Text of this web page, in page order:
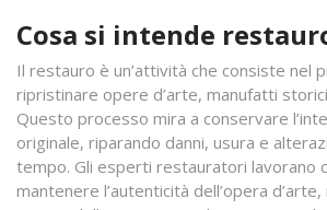
Cosa si intende
Il restauro è un’attività che consiste nel
ripristinare opere d’arte, manufatti
Questo processo mira a conservare
originale, riparando danni, usura e
tempo. Gli esperti restauratori lavorano
mantenere l’autenticità dell’opera